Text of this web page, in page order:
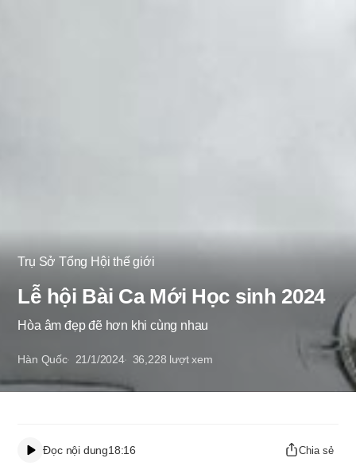
Trụ Sở Tổng Hội thế giới
Lễ hội Bài Ca Mới Học sinh 2024
Hòa âm đẹp đẽ hơn khi cùng nhau
Hàn Quốc 21/1/2024 36,228 lượt xem
Đọc nội dung18:16 Chia sẻ